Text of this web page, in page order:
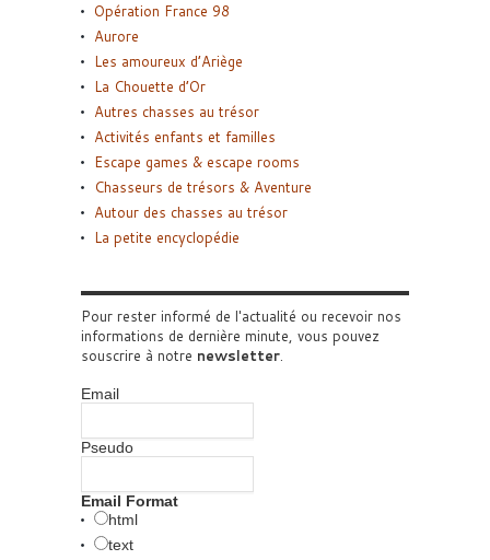
Opération France 98
Aurore
Les amoureux d’Ariège
La Chouette d’Or
Autres chasses au trésor
Activités enfants et familles
Escape games & escape rooms
Chasseurs de trésors & Aventure
Autour des chasses au trésor
La petite encyclopédie
Pour rester informé de l'actualité ou recevoir nos
informations de dernière minute, vous pouvez
souscrire à notre newsletter.
Email
Pseudo
Email Format
html
text